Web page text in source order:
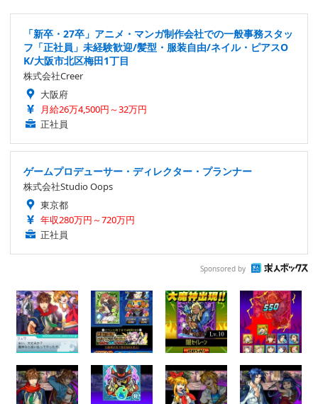
「新卒・27卒」アニメ・マンガ制作会社での一般事務スタッ
フ「正社員」未経験歓迎/髪型・服装自由/ネイル・ピアスO
K/大阪市北区梅田1丁目
株式会社Creer
大阪府
月給26万4,500円～32万円
正社員
ゲームプロデューサー・ディレクター・プランナー
株式会社Studio Oops
東京都
年収280万円～720万円
正社員
Sponsored by